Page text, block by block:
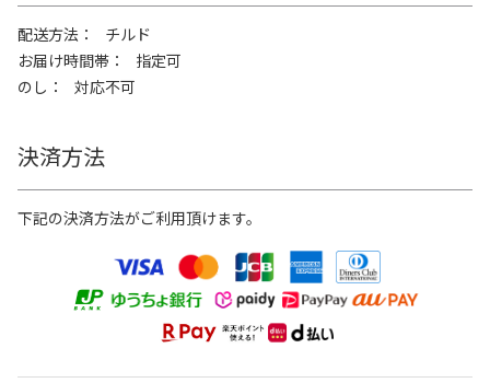
配送方法
チルド
お届け時間帯
指定可
のし
対応不可
決済方法
下記の決済方法がご利用頂けます。